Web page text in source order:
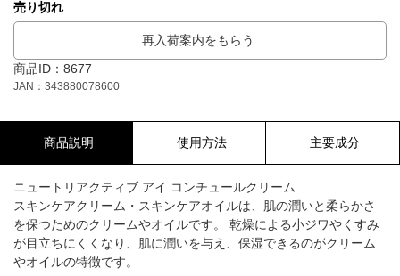
売り切れ
再入荷案内をもらう
商品ID：8677
JAN：343880078600
商品説明 使用方法 主要成分
ニュートリアクティブ アイ コンチュールクリーム
スキンケアクリーム・スキンケアオイルは、肌の潤いと柔らかさ
を保つためのクリームやオイルです。 乾燥による小ジワやくすみ
が目立ちにくくなり、肌に潤いを与え、保湿できるのがクリーム
やオイルの特徴です。